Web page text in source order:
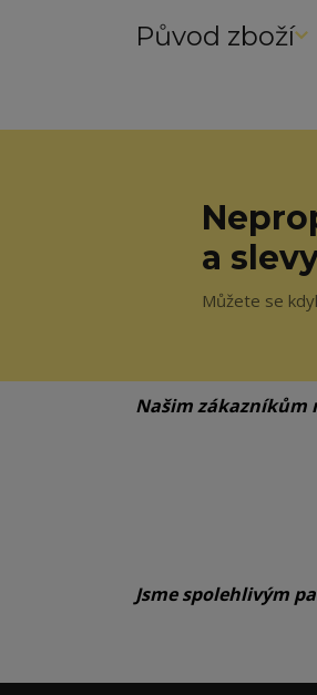
Původ zboží
a
Můžete se
Našim zákazníkům
Jsme spolehlivým